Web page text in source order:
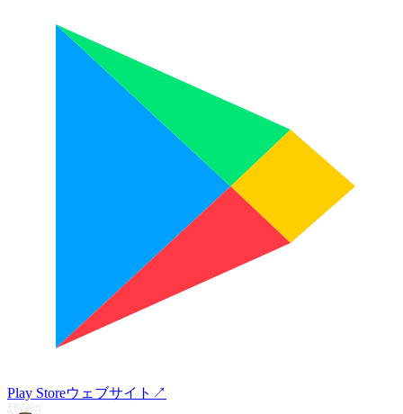
Play Storeウェブサイト ↗